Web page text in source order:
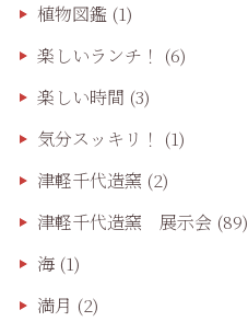
植物図鑑 (1)
楽しいランチ！ (6)
楽しい時間 (3)
気分スッキリ！ (1)
津軽千代造窯 (2)
津軽千代造窯 展示会(89)
海(1)
満月 (2)